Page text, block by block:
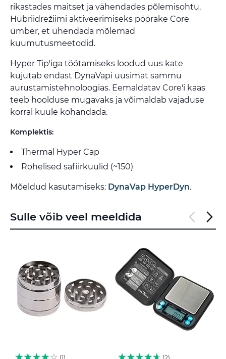
rikastades maitset ja vähendades põlemisohtu.
Hübriidrežiimi aktiveerimiseks pöörake Core
ümber, et ühendada mõlemad
kuumutusmeetodid.
Hyper Tip'iga töötamiseks loodud uus kate
kujutab endast DynaVapi uusimat sammu
aurustamistehnoloogias. Eemaldatav Core'i kaas
teeb hoolduse mugavaks ja võimaldab vajaduse
korral kuule kohandada.
Komplektis:
Thermal Hyper Cap
Rohelised safiirkuulid (~150)
Mõeldud kasutamiseks: DynaVap HyperDyn.
Sulle võib veel meeldida